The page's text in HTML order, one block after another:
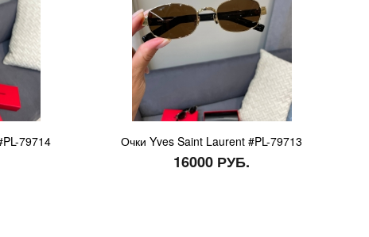
79714 Очки Yves Saint Laurent #PL-79713
16000 РУБ.